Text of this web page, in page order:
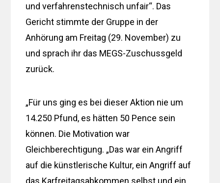
und verfahrenstechnisch unfair“. Das
Gericht stimmte der Gruppe in der
Anhörung am Freitag (29. November) zu
und sprach ihr das MEGS-Zuschussgeld
zurück.
„Für uns ging es bei dieser Aktion nie um
14.250 Pfund, es hätten 50 Pence sein
können. Die Motivation war
Gleichberechtigung. „Das war ein Angriff
auf die künstlerische Kultur, ein Angriff auf
das Karfreitagsabkommen selbst und ein